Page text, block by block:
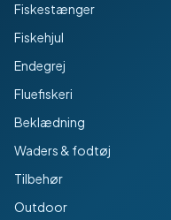
Fiskestænger
Fiskehjul
Endegrej
Fluefiskeri
Beklædning
Waders & fodtøj
Tilbehør
Outdoor